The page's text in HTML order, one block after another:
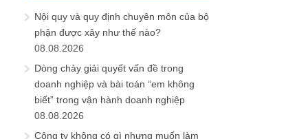
Nội quy và quy định chuyên môn của bộ
phận được xây như thế nào?
08.08.2026
Dòng chảy giải quyết vấn đề trong
doanh nghiệp và bài toán “em không
biết” trong vận hành doanh nghiệp
08.08.2026
Công ty không có gì nhưng muốn làm